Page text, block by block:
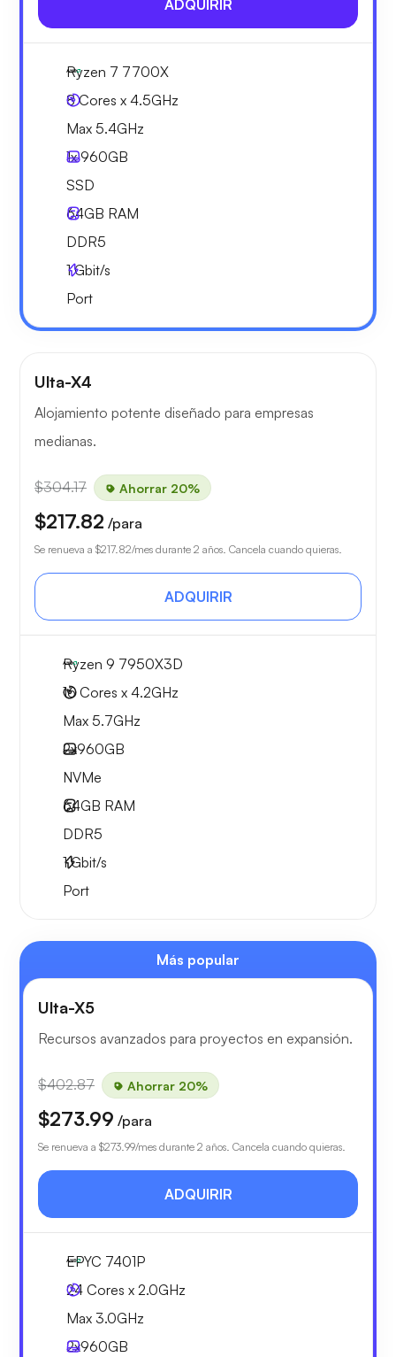
ADQUIRIR
Ryzen 7 7700X
8 Cores x 4.5GHz
Max 5.4GHz
1x960GB
SSD
64GB RAM
DDR5
1Gbit/s
Port
Ulta-X4
Alojamiento potente diseñado para empresas
medianas.
$304.17 Ahorrar 20%
$217.82 /para
Se renueva a $217.82/mes durante 2 años. Cancela cuando quieras.
ADQUIRIR
Ryzen 9 7950X3D
16 Cores x 4.2GHz
Max 5.7GHz
2x960GB
NVMe
64GB RAM
DDR5
1Gbit/s
Port
Más popular
Ulta-X5
Recursos avanzados para proyectos en expansión.
$402.87 Ahorrar 20%
$273.99 /para
Se renueva a $273.99/mes durante 2 años. Cancela cuando quieras.
ADQUIRIR
EPYC 7401P
24 Cores x 2.0GHz
Max 3.0GHz
2x960GB